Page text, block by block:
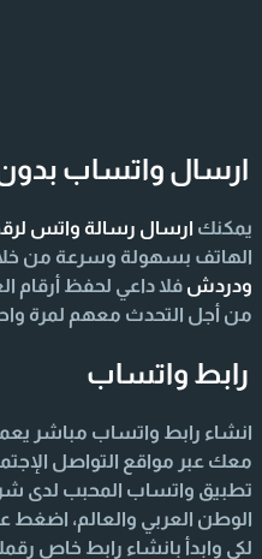
ارسال واتساب
يمكنك ارسال رسالة واتس
الهاتف بسهولة وسرعة من
ودردش فلا داعي لحفظ أرقام
من أجل التحدث معهم لمرة
رابط واتساب
انشاء رابط واتساب مباشر
معك عبر مواقع التواصل
تطبيق واتساب المحبب لدى
الوطن العربي والعالم، اضغط
لكي وابدأ بانشاء رابط خاص